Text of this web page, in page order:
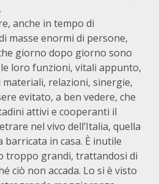
anche in tempo di
masse enormi di persone,
giorno dopo giorno sono
loro funzioni, vitali appunto,
relazioni, sinergie,
evitato, a ben vedere, che
attivi e cooperanti il
nel vivo dell’Italia, quella
barricata in casa. È inutile
troppo grandi, trattandosi di
ciò non accada. Lo si è visto